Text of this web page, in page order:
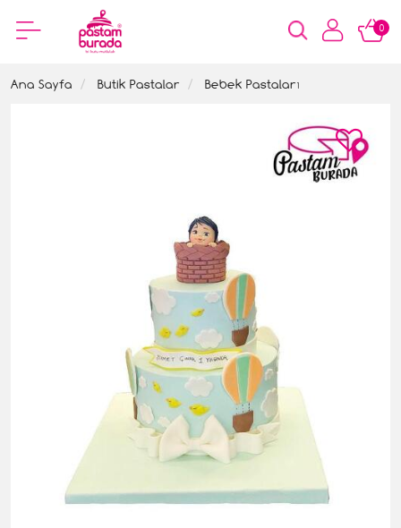
0
Ana Sayfa Butik Pastalar Bebek Pastaları